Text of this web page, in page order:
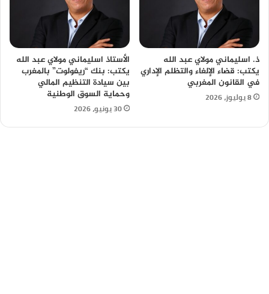
ذ. اسليماني مولاي عبد الله
يكتب: قضاء الإلغاء والتظلم الإداري
في القانون المغربي
8 يوليوز، 2026
الأستاذ اسليماني مولاي عبد الله
يكتب: بنك “ريفولوت” بالمغرب
بين سيادة التنظيم المالي
وحماية السوق الوطنية
30 يونيو، 2026